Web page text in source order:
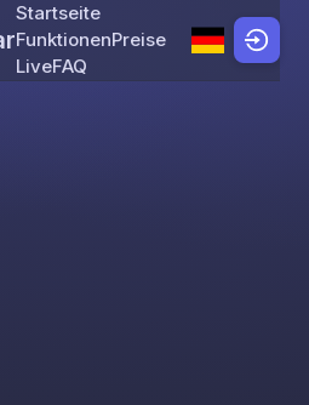
Skip to content
Startseite
FunktionenPreise
LiveFAQ